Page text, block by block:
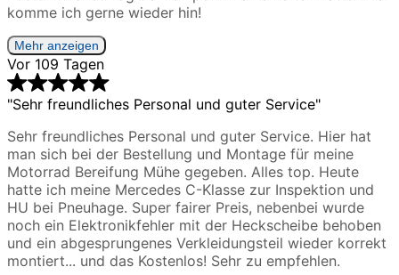
komme ich gerne wieder hin!
Mehr anzeigen
Vor 109 Tagen
"Sehr freundliches Personal und guter Service"
Sehr freundliches Personal und guter Service. Hier hat
man sich bei der Bestellung und Montage für meine
Motorrad Bereifung Mühe gegeben. Alles top. Heute
hatte ich meine Mercedes C-Klasse zur Inspektion und
HU bei Pneuhage. Super fairer Preis, nebenbei wurde
noch ein Elektronikfehler mit der Heckscheibe behoben
und ein abgesprungenes Verkleidungsteil wieder korrekt
montiert... und das Kostenlos! Sehr zu empfehlen.